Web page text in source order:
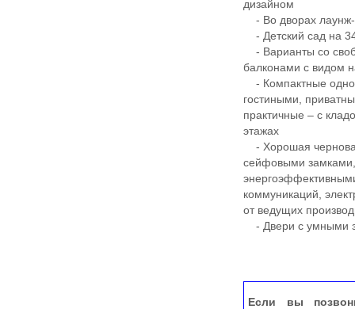
дизайном
- Во дворах лаунж-
- Детский сад на
- Варианты со
балконами с видом
- Компактные
гостиными,
практичные – с
этажах
- Хорошая
сейфовыми
коммуникаций,
от ведущих
- Двери с умными
Если вы